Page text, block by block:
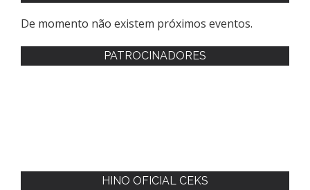
De momento não existem próximos eventos.
PATROCINADORES
HINO OFICIAL CEKS